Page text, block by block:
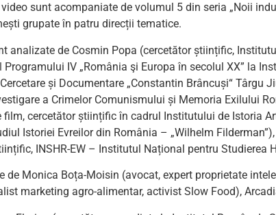
sunt acompaniate de volumul 5 din seria „Noii
grupate în patru direcții tematice.
analizate de Cosmin Popa (cercetător științific,
IV „România şi Europa în secolul XX” la
și Documentare „Constantin Brâncuși“ Târgu
a Crimelor Comunismului și Memoria Exilului
cercetător științific în cadrul Institutului de Istoria
Istoriei Evreilor din România – „Wilhelm
INSHR-EW – Institutul Național pentru Studierea
de Monica Boța-Moisin (avocat, expert proprietate
marketing agro-alimentar, activist Slow Food),